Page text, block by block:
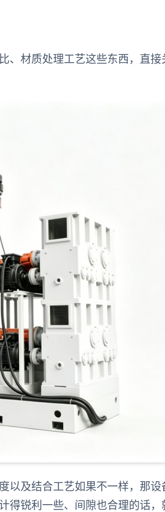
、材质处理工艺这些东西，直接
以及结合工艺如果不一样，那设
得锐利一些、间隙也合理的话，